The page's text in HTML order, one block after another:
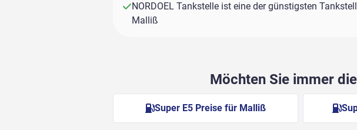
NORDOEL Tankstelle ist eine der günstigsten
Malliß
Möchten Sie immer
Super E5 Preise für Malliß